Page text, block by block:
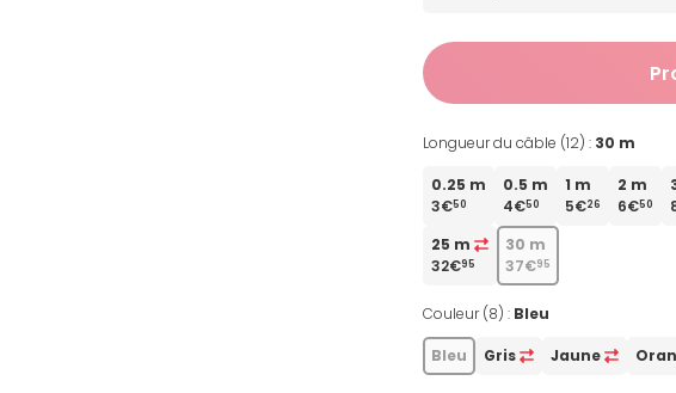
Longueur du câble (12) : 30 m
0.25 m
3€50
0.5 m
4€50
1 m
5€26
2 m
6€50
25 m
32€95
30 m
37€95
Couleur (8) : Bleu
Bleu Gris Jaune